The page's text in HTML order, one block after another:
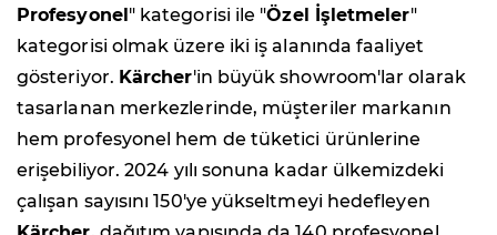
Profesyonel" kategorisi ile "Özel İşletmeler"
kategorisi olmak üzere iki iş alanında faaliyet
gösteriyor. Kärcher'in büyük showroom'lar olarak
tasarlanan merkezlerinde, müşteriler markanın
hem profesyonel hem de tüketici ürünlerine
erişebiliyor. 2024 yılı sonuna kadar ülkemizdeki
çalışan sayısını 150'ye yükseltmeyi hedefleyen